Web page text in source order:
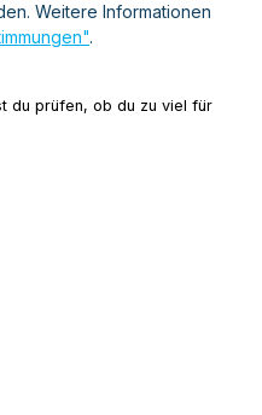
Weitere Informationen
.
du prüfen, ob du zu viel für